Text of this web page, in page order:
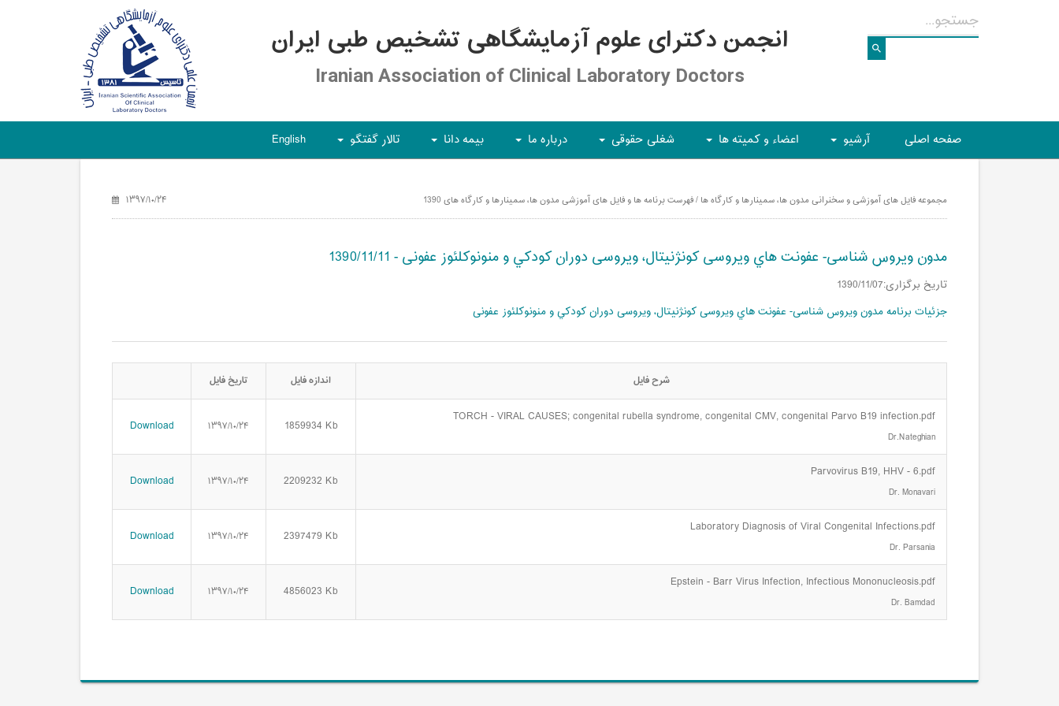
انجمن دکترای علوم آزمایشگاهی تشخیص طبی ایران
Iranian Association of Clinical Laboratory Doctors
صفحه اصلی آرشیو اعضاء و کمیته ها شغلی حقوقی درباره ما بیمه دانا تالار گفتگو English
مجموعه فایل های آموزشی و سخنرانی مدون ها، سمینارها و کارگاه ها / فهرست برنامه ها و فایل های آموزشی مدون ها، سمینارها و کارگاه های 1390 ۱۳۹۷/۱۰/۲۴
مدون ویروس شناسی- عفونت هاي ویروسی كونژنيتال، ویروسی دوران كودكي و منونوكلئوز عفونی - 1390/11/11
تاریخ برگزاری:1390/11/07
جزئیات برنامه مدون ویروس شناسی- عفونت هاي ویروسی كونژنيتال، ویروسی دوران كودكي و منونوكلئوز عفونی
شرح فایل اندازه فایل تاریخ فایل
TORCH - VIRAL CAUSES; congenital rubella syndrome, congenital CMV, congenital Parvo B19 infection.pdf
Dr.Nateghian
1859934 Kb ۱۳۹۷/۱۰/۲۴ Download
Parvovirus B19, HHV - 6.pdf
Dr. Monavari
2209232 Kb ۱۳۹۷/۱۰/۲۴ Download
Laboratory Diagnosis of Viral Congenital Infections.pdf
Dr. Parsania
2397479 Kb ۱۳۹۷/۱۰/۲۴ Download
Epstein - Barr Virus Infection, Infectious Mononucleosis.pdf
Dr. Bamdad
4856023 Kb ۱۳۹۷/۱۰/۲۴ Download